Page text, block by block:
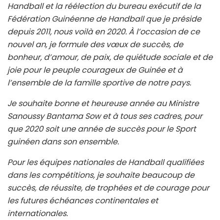
Handball et la réélection du bureau exécutif de la
Fédération Guinéenne de Handball que je préside
depuis 2011, nous voilà en 2020. À l’occasion de ce
nouvel an, je formule des vœux de succès, de
bonheur, d’amour, de paix, de quiétude sociale et de
joie pour le peuple courageux de Guinée et à
l’ensemble de la famille sportive de notre pays.
Je souhaite bonne et heureuse année au Ministre
Sanoussy Bantama Sow et à tous ses cadres, pour
que 2020 soit une année de succès pour le Sport
guinéen dans son ensemble.
Pour les équipes nationales de Handball qualifiées
dans les compétitions, je souhaite beaucoup de
succès, de réussite, de trophées et de courage pour
les futures échéances continentales et
internationales.